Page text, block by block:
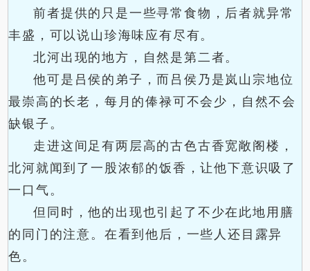
前者提供的只是一些寻常食物，后者就异常
丰盛，可以说山珍海味应有尽有。
北河出现的地方，自然是第二者。
他可是吕侯的弟子，而吕侯乃是岚山宗地位
最崇高的长老，每月的俸禄可不会少，自然不会
缺银子。
走进这间足有两层高的古色古香宽敞阁楼，
北河就闻到了一股浓郁的饭香，让他下意识吸了
一口气。
但同时，他的出现也引起了不少在此地用膳
的同门的注意。在看到他后，一些人还目露异
色。